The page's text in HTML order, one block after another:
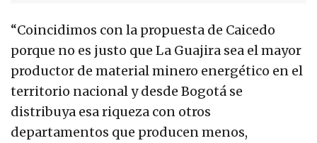
“Coincidimos con la propuesta de Caicedo
porque no es justo que La Guajira sea el mayor
productor de material minero energético en el
territorio nacional y desde Bogotá se
distribuya esa riqueza con otros
departamentos que producen menos,